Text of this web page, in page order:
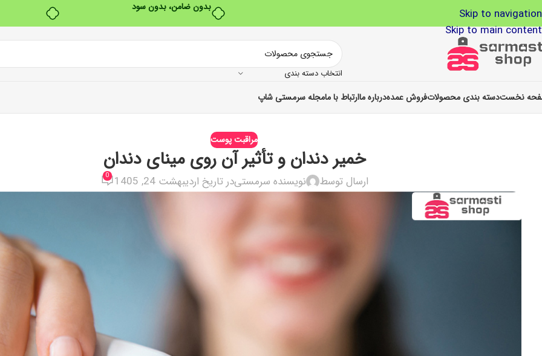
خرید قسطی با ترب‌پی
Skip to navigation
Skip to main content
انتخاب دسته بندی
نخستدسته بندی محصولاتفروش عمدهدرباره ماارتباط با مامجله سرمستی شاپ
مراقبت پوست
خمیر دندان و تأثیر آن روی مینای دندان
ارسال توسط نویسنده سرمستیدر تاریخ اردیبهشت 24, 1405 0